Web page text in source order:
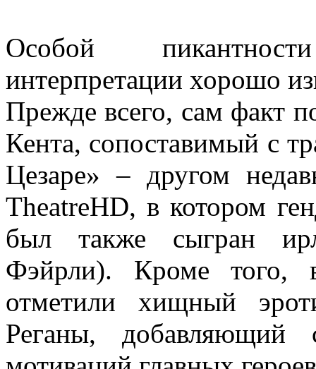
Особой
интерпретации хорошо
Прежде всего, сам факт
Кента, сопоставимый с
Цезаре» – другом
TheatreHD, в котором
был также сыгран
Фэйрли). Кроме того,
отметили хищный
Реганы, добавляющий